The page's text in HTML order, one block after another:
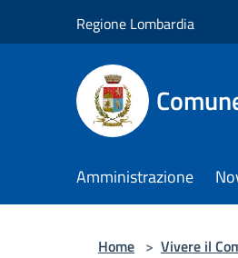
Regione Lombardia
Amministrazione
Home > Vivere il